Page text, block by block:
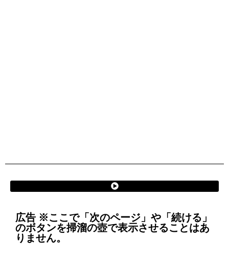
広告 ※ここで「次のページ」や「続ける」
のボタンを掃溜の壺で表示させることはあ
りません。